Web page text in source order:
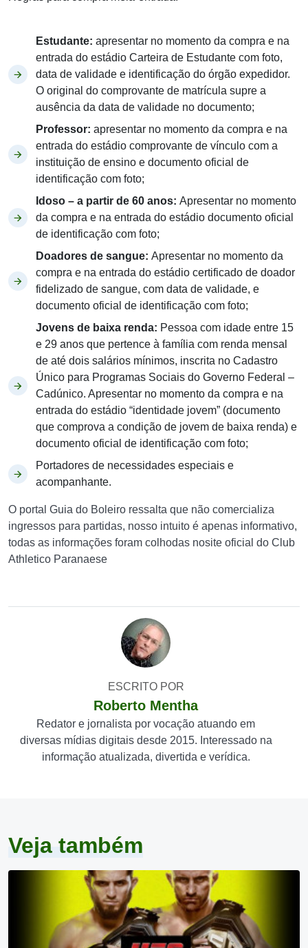
Estudante: apresentar no momento da compra e na
entrada do estádio Carteira de Estudante com foto,
data de validade e identificação do órgão expedidor.
O original do comprovante de matrícula supre a
ausência da data de validade no documento;
Professor: apresentar no momento da compra e na
entrada do estádio comprovante de vínculo com a
instituição de ensino e documento oficial de
identificação com foto;
Idoso – a partir de 60 anos: Apresentar no momento
da compra e na entrada do estádio documento oficial
de identificação com foto;
Doadores de sangue: Apresentar no momento da
compra e na entrada do estádio certificado de doador
fidelizado de sangue, com data de validade, e
documento oficial de identificação com foto;
Jovens de baixa renda: Pessoa com idade entre 15
e 29 anos que pertence à família com renda mensal
de até dois salários mínimos, inscrita no Cadastro
Único para Programas Sociais do Governo Federal –
Cadúnico. Apresentar no momento da compra e na
entrada do estádio “identidade jovem” (documento
que comprova a condição de jovem de baixa renda) e
documento oficial de identificação com foto;
Portadores de necessidades especiais e
acompanhante.
O portal Guia do Boleiro ressalta que não comercializa
ingressos para partidas, nosso intuito é apenas informativo,
todas as informações foram colhodas nosite oficial do Club
Athletico Paranaese
ESCRITO POR
Roberto Mentha
Redator e jornalista por vocação atuando em
diversas mídias digitais desde 2015. Interessado na
informação atualizada, divertida e verídica.
Veja também